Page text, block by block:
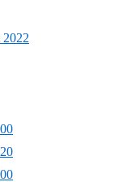
2022